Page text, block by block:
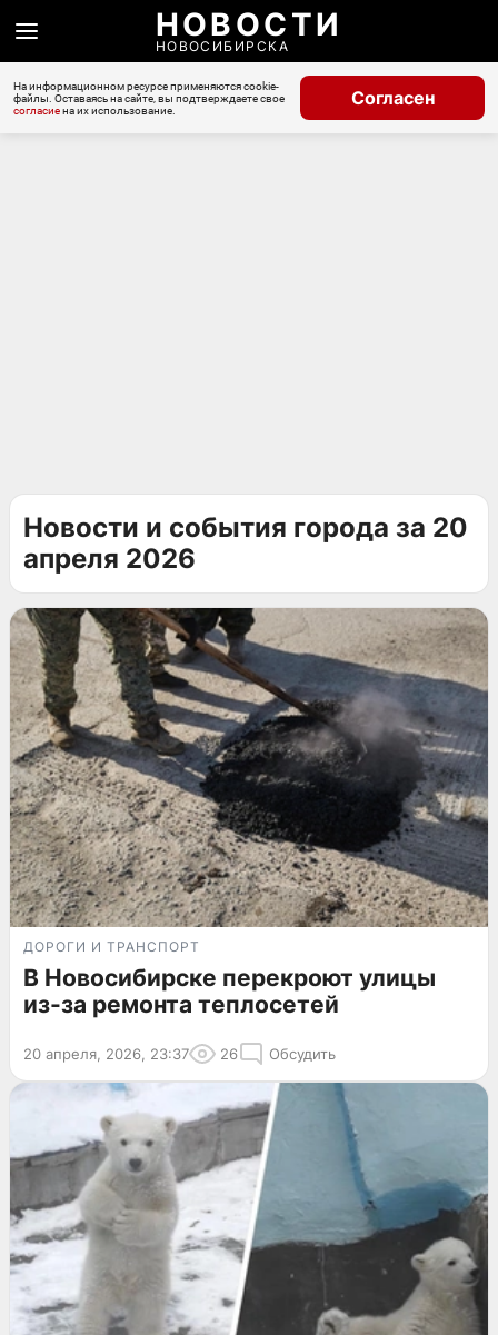
НОВОСТИ
НОВОСИБИРСКА
На информационном ресурсе применяются cookie-
файлы. Оставаясь на сайте, вы подтверждаете свое
согласиена их использование.
Согласен
Новости и события города за 20
апреля 2026
ДОРОГИ И ТРАНСПОРТ
В Новосибирске перекроют улицы
из-за ремонта теплосетей
20 апреля, 2026, 23:37 26 Обсудить